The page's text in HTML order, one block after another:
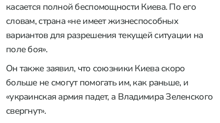
касается полной беспомощности Киева. По его
словам, страна «не имеет жизнеспособных
вариантов для разрешения текущей ситуации на
поле боя».
Он также заявил, что союзники Киева скоро
больше не смогут помогать им, как раньше, и
«украинская армия падет, а Владимира Зеленского
свергнут».